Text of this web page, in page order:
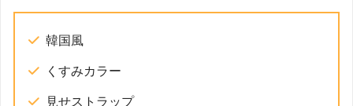
韓国風
くすみカラー
見せストラップ